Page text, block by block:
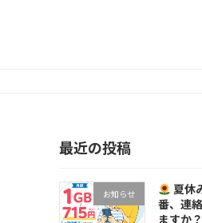
最近の投稿
お知らせ
夏休
番、連
ますか？